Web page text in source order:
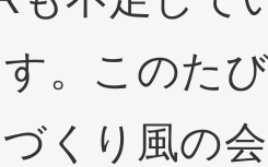
。このた
くり風の